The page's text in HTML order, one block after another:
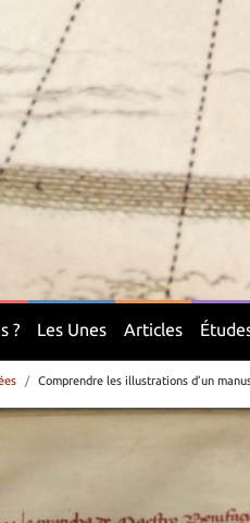
? Les Unes Articles
Comprendre les illustrations d’un